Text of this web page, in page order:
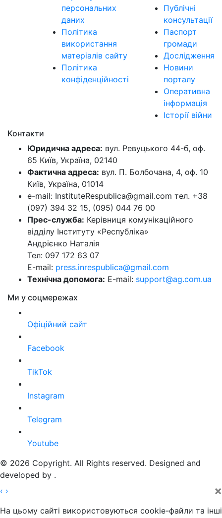
персональних
даних
Політика
використання
матеріалів сайту
Політика
конфіденційності
Публічні
консультації
Паспорт
громади
Дослідження
Новини
порталу
Оперативна
інформація
Історії війни
Контакти
Юридична адреса: вул. Ревуцького 44-б, оф.
65 Київ, Україна, 02140
Фактична адреса: вул. П. Болбочана, 4, оф. 10
Київ, Україна, 01014
e-mail: InstituteRespublica@gmail.com тел. +38
(097) 394 32 15, (095) 044 76 00
Прес-служба: Керівниця комунікаційного
відділу Інституту «Республіка»
Андрієнко Наталія
Тел: 097 172 63 07
E-mail: press.inrespublica@gmail.com
Технічна допомога: E-mail: support@ag.com.ua
Ми у соцмережах
Офіційний сайт
Facebook
TikTok
Instagram
Telegram
Youtube
© 2026 Copyright. All Rights reserved. Designed and
developed by .
‹ › ×
На цьому сайті використовуються cookie-файли та інші